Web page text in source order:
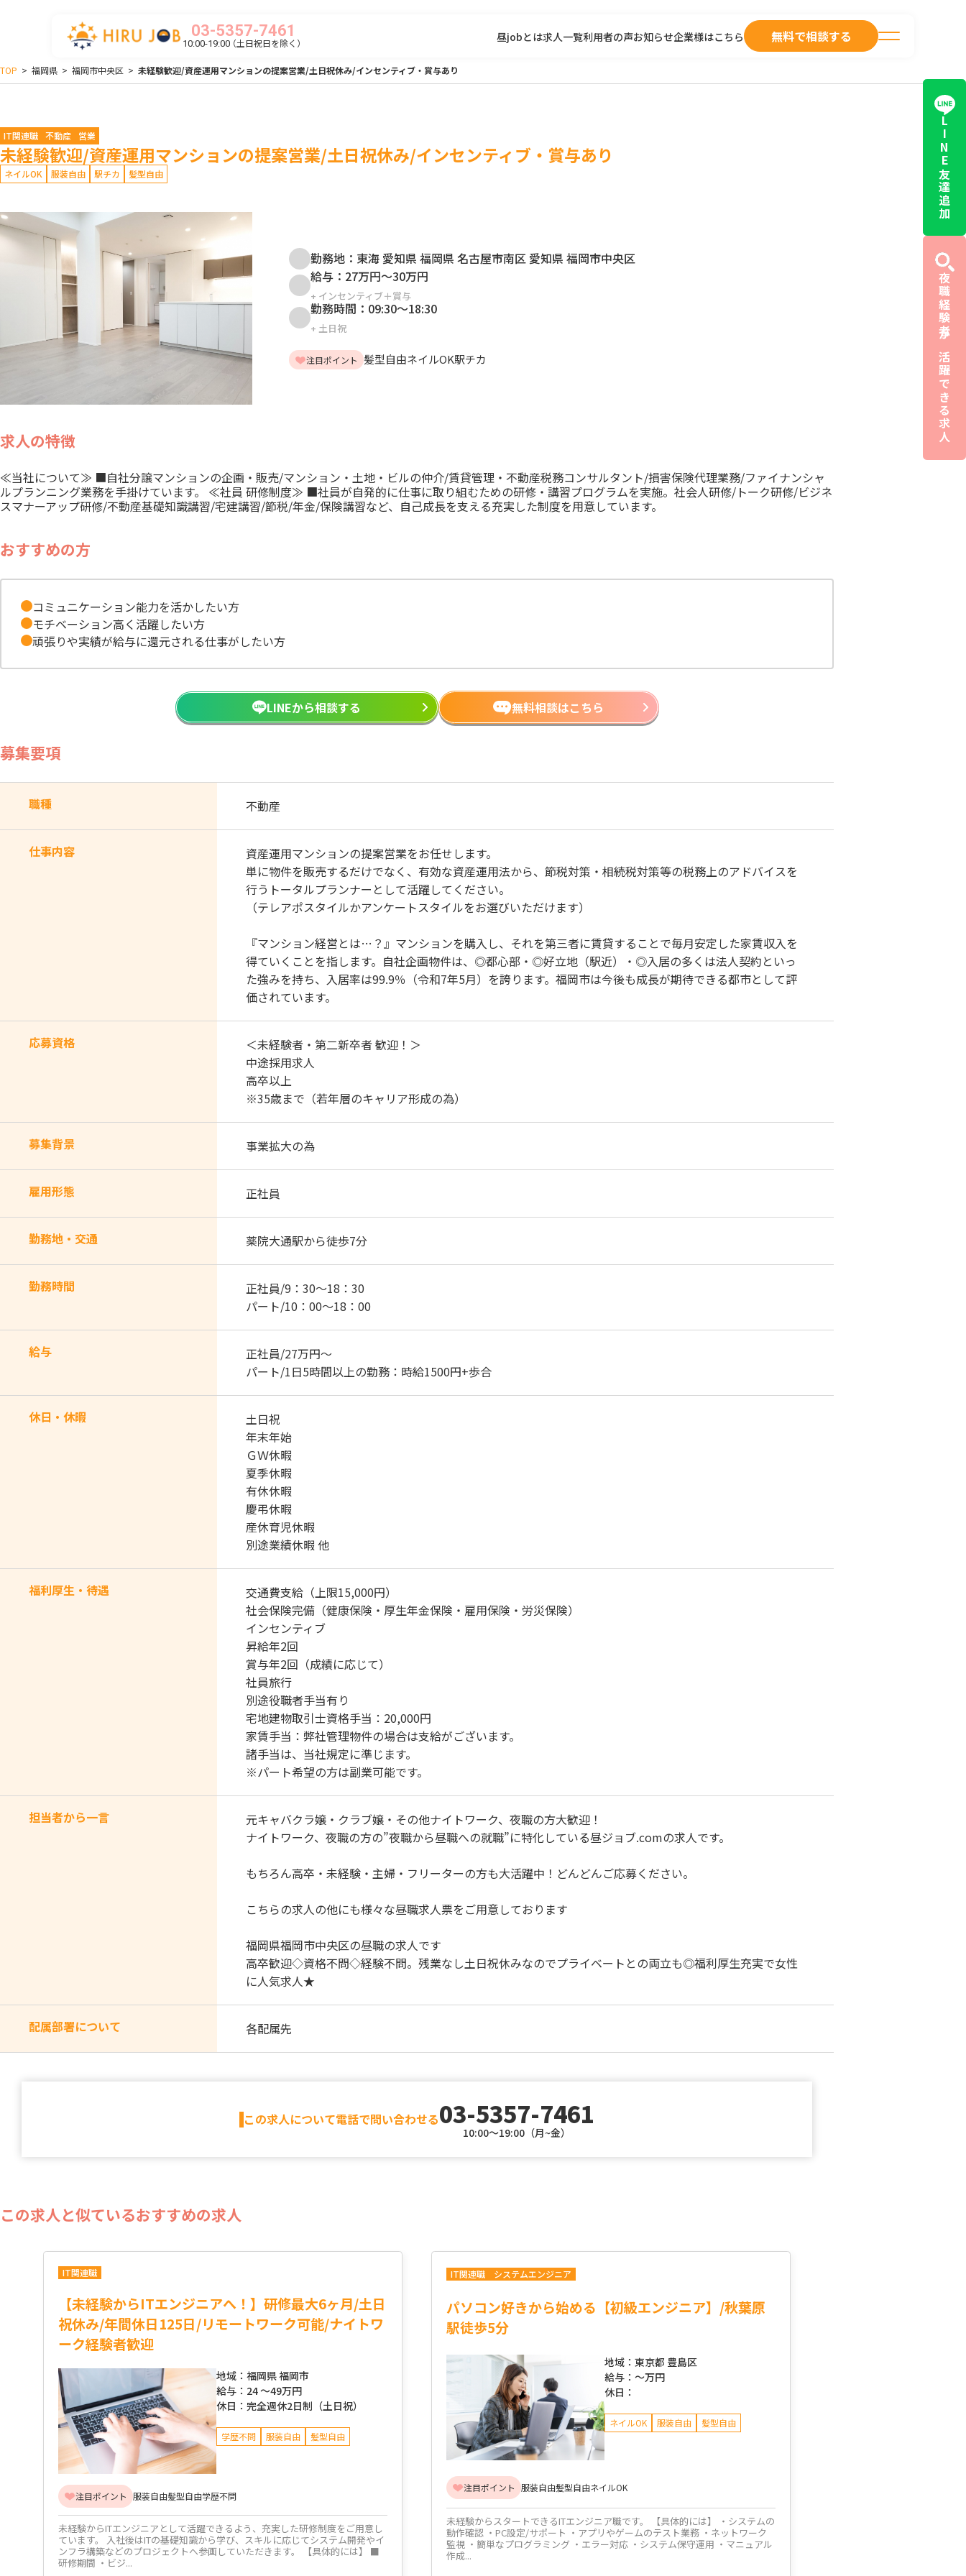
03-5357-7461
10:00-19:00（土日祝日を除く） 昼jobとは求人一覧利用者の声お知らせ企業様はこちら 無料で相談する
LINE友達追加
夜職経験者が活躍できる求人
TOP > 福岡県 > 福岡市中央区 > 未経験歓迎/資産運用マンションの提案営業/土日祝休み/インセンティブ・賞与あり
IT関連職 不動産 営業
未経験歓迎/資産運用マンションの提案営業/土日祝休み/インセンティブ・賞与あり
ネイルOK 服装自由 駅チカ 髪型自由
勤務地： 東海 愛知県 福岡県 名古屋市南区 愛知県 福岡市中央区
給与： 27万円～30万円
+ インセンティブ＋賞与
勤務時間： 09:30～18:30
+ 土日祝
注目ポイント 髪型自由ネイルOK駅チカ
求人の特徴
≪当社について≫ ■自社分譲マンションの企画・販売/マンション・土地・ビルの仲介/賃貸管理・不動産税務コンサルタント/損害保険代理業務/ファイナンシャ
ルプランニング業務を手掛けています。 ≪社員 研修制度≫ ■社員が自発的に仕事に取り組むための研修・講習プログラムを実施。社会人研修/トーク研修/ビジネ
スマナーアップ研修/不動産基礎知識講習/宅建講習/節税/年金/保険講習など、自己成長を支える充実した制度を用意しています。
おすすめの方
コミュニケーション能力を活かしたい方
モチベーション高く活躍したい方
頑張りや実績が給与に還元される仕事がしたい方
LINEから相談する 無料相談はこちら
募集要項
職種 不動産
仕事内容
資産運用マンションの提案営業をお任せします。
単に物件を販売するだけでなく、有効な資産運用法から、節税対策・相続税対策等の税務上のアドバイスを
行うトータルプランナーとして活躍してください。
（テレアポスタイルかアンケートスタイルをお選びいただけます）
『マンション経営とは…？』マンションを購入し、それを第三者に賃貸することで毎月安定した家賃収入を
得ていくことを指します。自社企画物件は、◎都心部・◎好立地（駅近）・◎入居の多くは法人契約といっ
た強みを持ち、入居率は99.9％（令和7年5月）を誇ります。福岡市は今後も成長が期待できる都市として評
価されています。
応募資格
＜未経験者・第⼆新卒者 歓迎！＞
中途採用求人
高卒以上
※35歳まで（若年層のキャリア形成の為）
募集背景 事業拡大の為
雇用形態 正社員
勤務地・交通 薬院大通駅から徒歩7分
勤務時間
正社員/9：30〜18：30
パート/10：00〜18：00
給与
正社員/27万円～
パート/1日5時間以上の勤務：時給1500円+歩合
休日・休暇
土日祝
年末年始
ＧＷ休暇
夏季休暇
有休休暇
慶弔休暇
産休育児休暇
別途業績休暇 他
福利厚生・待遇
交通費支給（上限15,000円）
社会保険完備（健康保険・厚生年金保険・雇用保険・労災保険）
インセンティブ
昇給年2回
賞与年2回（成績に応じて）
社員旅行
別途役職者手当有り
宅地建物取引士資格手当：20,000円
家賃手当：弊社管理物件の場合は支給がございます。
諸手当は、当社規定に準じます。
※パート希望の方は副業可能です。
担当者から一言
元キャバクラ嬢・クラブ嬢・その他ナイトワーク、夜職の方大歓迎！
ナイトワーク、夜職の方の”夜職から昼職への就職”に特化している昼ジョブ.comの求人です。
もちろん高卒・未経験・主婦・フリーターの方も大活躍中！どんどんご応募ください。
こちらの求人の他にも様々な昼職求人票をご用意しております
福岡県福岡市中央区の昼職の求人です
高卒歓迎◇資格不問◇経験不問。残業なし土日祝休みなのでプライベートとの両立も◎福利厚生充実で女性
に人気求人★
配属部署について 各配属先
この求人について電話で問い合わせる03-5357-7461
10:00～19:00（月~金）
この求人と似ているおすすめの求人
IT関連職
【未経験からITエンジニアへ！】研修最大6ヶ月/土日
祝休み/年間休日125日/リモートワーク可能/ナイトワ
ーク経験者歓迎
地域： 福岡県 福岡市
給与： 24 ～49万円
休日： 完全週休2日制（土日祝）
学歴不問 服装自由 髪型自由
注目ポイント 服装自由髪型自由学歴不問
未経験からITエンジニアとして活躍できるよう、充実した研修制度をご用意し
ています。 入社後はITの基礎知識から学び、スキルに応じてシステム開発やイ
ンフラ構築などのプロジェクトへ参画していただきます。 【具体的には】 ■
研修期間 ・ビジ...
IT関連職 システムエンジニア
パソコン好きから始める【初級エンジニア】/秋葉原
駅徒歩5分
地域： 東京都 豊島区
給与： ～万円
休日：
ネイルOK 服装自由 髪型自由
注目ポイント 服装自由髪型自由ネイルOK
未経験からスタートできるITエンジニア職です。 【具体的には】 ・システムの
動作確認 ・PC設定/サポート ・アプリやゲームのテスト業務 ・ネットワーク
監視 ・簡単なプログラミング ・エラー対応 ・システム保守運用 ・マニュアル
作成...